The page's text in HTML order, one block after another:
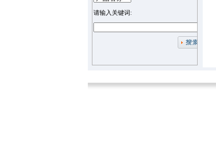
请输入关键词: